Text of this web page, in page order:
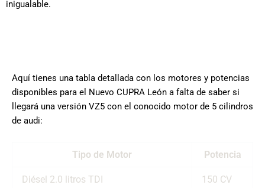
inigualable.
Aquí tienes una tabla detallada con los motores y potencias
disponibles para el Nuevo CUPRA León a falta de saber si
llegará una versión VZ5 con el conocido motor de 5 cilindros
de audi:
Tipo de Motor Potencia
Diésel 2.0 litros TDI 150 CV